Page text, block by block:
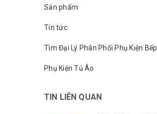
Sản phẩm
Tin tức
Tìm Đại Lý Phân Phối Phụ Kiện Bếp
Phụ Kiện Tủ Áo
TIN LIÊN QUAN